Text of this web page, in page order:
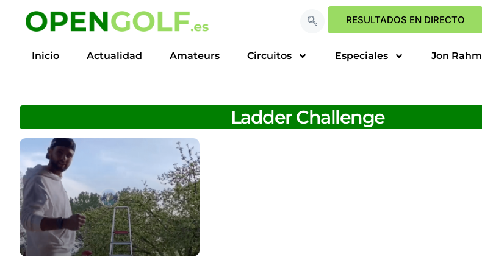
RESULTADOS EN DIRECTO
Inicio Actualidad Amateurs Circuitos Especiales Jon Rahm
Ladder Challenge